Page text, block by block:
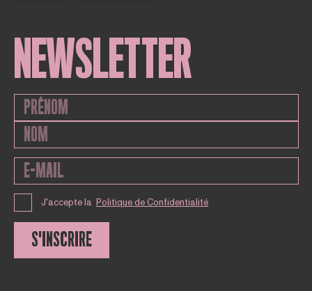
NEWSLETTER
J'accepte la Politique de Confidentialité
S'INSCRIRE